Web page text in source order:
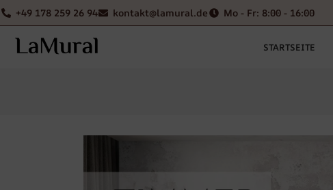
+49 178 259 26 94 kontakt@lamural.de Mo - Fr: 8:00 - 16:00
STARTSEITE